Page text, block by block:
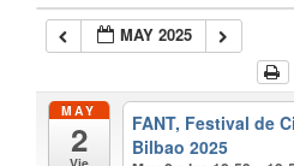
MAY 2025
MAY
2
FANT, Festival de
Bilbao 2025